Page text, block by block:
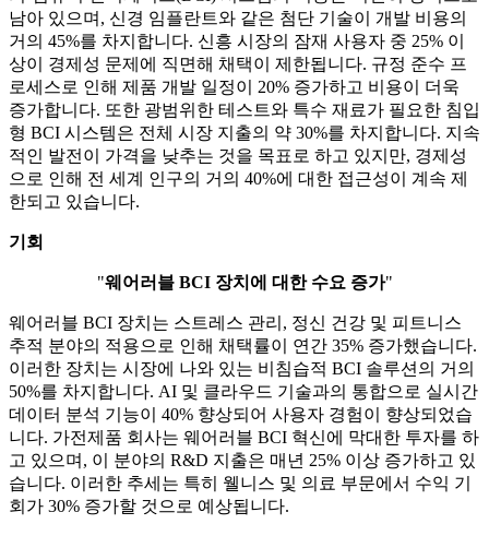
남아 있으며, 신경 임플란트와 같은 첨단 기술이 개발 비용의
거의 45%를 차지합니다. 신흥 시장의 잠재 사용자 중 25% 이
상이 경제성 문제에 직면해 채택이 제한됩니다. 규정 준수 프
로세스로 인해 제품 개발 일정이 20% 증가하고 비용이 더욱
증가합니다. 또한 광범위한 테스트와 특수 재료가 필요한 침입
형 BCI 시스템은 전체 시장 지출의 약 30%를 차지합니다. 지속
적인 발전이 가격을 낮추는 것을 목표로 하고 있지만, 경제성
으로 인해 전 세계 인구의 거의 40%에 대한 접근성이 계속 제
한되고 있습니다.
기회
"웨어러블 BCI 장치에 대한 수요 증가"
웨어러블 BCI 장치는 스트레스 관리, 정신 건강 및 피트니스
추적 분야의 적용으로 인해 채택률이 연간 35% 증가했습니다.
이러한 장치는 시장에 나와 있는 비침습적 BCI 솔루션의 거의
50%를 차지합니다. AI 및 클라우드 기술과의 통합으로 실시간
데이터 분석 기능이 40% 향상되어 사용자 경험이 향상되었습
니다. 가전제품 회사는 웨어러블 BCI 혁신에 막대한 투자를 하
고 있으며, 이 분야의 R&D 지출은 매년 25% 이상 증가하고 있
습니다. 이러한 추세는 특히 웰니스 및 의료 부문에서 수익 기
회가 30% 증가할 것으로 예상됩니다.